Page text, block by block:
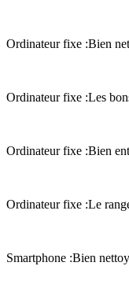
Ordinateur fixe :Bien
Ordinateur fixe :Les
Ordinateur fixe :Bien
Ordinateur fixe :Le
Smartphone :Bien